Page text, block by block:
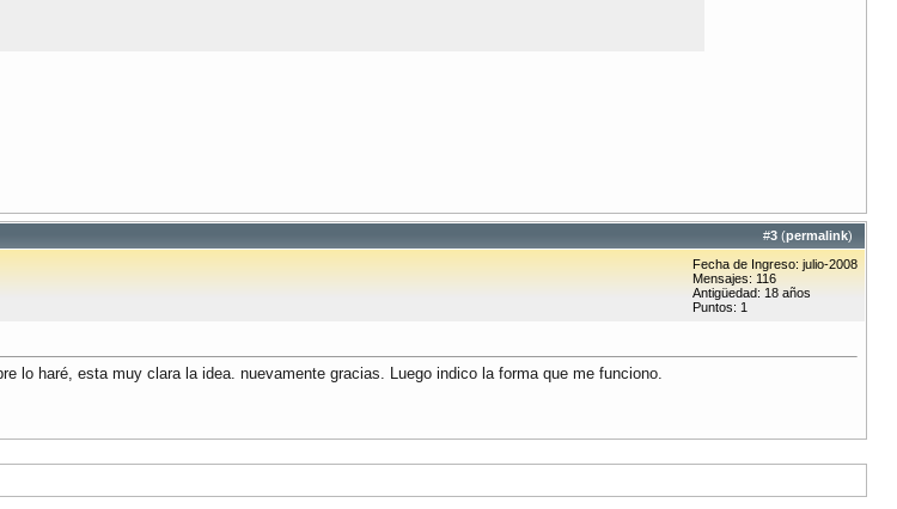
#3 (permalink)
Fecha de Ingreso: julio-2008
Mensajes: 116
Antigüedad: 18 años
Puntos: 1
lo haré, esta muy clara la idea. nuevamente gracias. Luego indico la forma que me funciono.